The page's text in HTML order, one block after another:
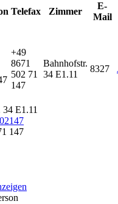
Telefax Zimmer
E-
Mail
+49
8671
502 71
147
Bahnhofstr.
34 E1.11
8327
E1.11
147